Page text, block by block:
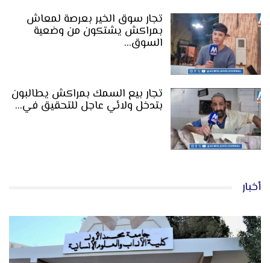
تجار سوق الخير بعرصة لمعاش
بمراكش يشتكون من وضعية
السوق…
تجار بيع السمك بمراكش يطالبون
بتدخل ولائي عاجل للتحقيق في…
أخبار